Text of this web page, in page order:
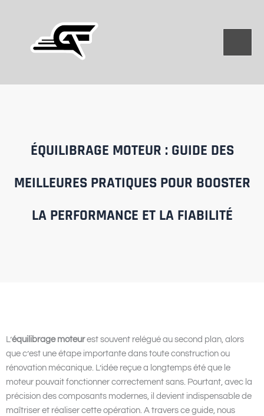
ÉQUILIBRAGE MOTEUR : GUIDE DES
MEILLEURES PRATIQUES POUR BOOSTER
LA PERFORMANCE ET LA FIABILITÉ
L’équilibrage moteurest souvent relégué au second plan, alors
que c’est une étape importante dans toute construction ou
rénovation mécanique. L’idée reçue a longtemps été que le
moteur pouvait fonctionner correctement sans. Pourtant, avec la
précision des composants modernes, il devient indispensable de
maîtriser et réaliser cette opération. A travers ce guide, nous